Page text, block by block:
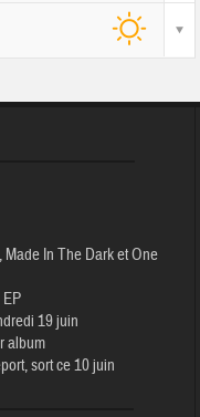
In The Dark et One
19 juin
album
sort ce 10 juin